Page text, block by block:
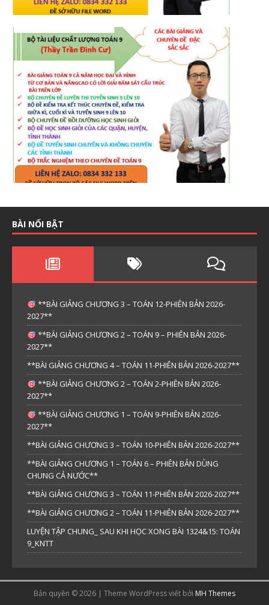
BÀI NỔI BẬT
**BÀI GIẢNG CHƯƠNG 3 – TOÁN 12-PHIÊN BẢN 2026-
2027**
**BÀI GIẢNG CHƯƠNG 2 – TOÁN 9 – PHIÊN BẢN 2026-
2027**
**BÀI GIẢNG CHƯƠNG 4 – TOÁN 11-PHIÊN BẢN 2026-2027**
**BÀI GIẢNG CHƯƠNG 2 – TOÁN 2-PHIÊN BẢN 2026-
2027**
**BÀI GIẢNG CHƯƠNG 1 – TOÁN 9-PHIÊN BẢN 2026-
2027**
**BÀI GIẢNG CHƯƠNG 3 – TOÁN 10-PHIÊN BẢN 2026-2027**
**BÀI GIẢNG CHƯƠNG 1 – TOÁN 6 – PHIÊN BẢN DÙNG
CHUNG CẢ NƯỚC**
**BÀI GIẢNG CHƯƠNG 3 – TOÁN 11-PHIÊN BẢN 2026-2027**
**BÀI GIẢNG CHƯƠNG 2 – TOÁN 11-PHIÊN BẢN 2026-2027**
LUYỆN TẬP CHUNG_ SAU KHI HỌC XONG BÀI 1324&15: TOÁN
9_KNTT
Bản quyền © 2026 | Theme WordPress viết bởi MH Themes